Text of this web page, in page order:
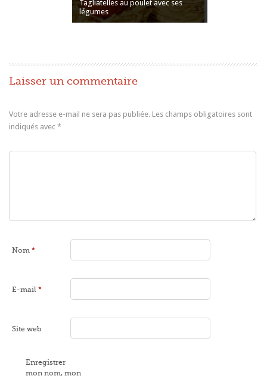
Tagliatelles au poulet avec ses
légumes
Laisser un commentaire
Votre adresse e-mail ne sera pas publiée. Les champs obligatoires sont
indiqués avec*
Nom*
E-mail*
Site web
Enregistrer
mon nom, mon